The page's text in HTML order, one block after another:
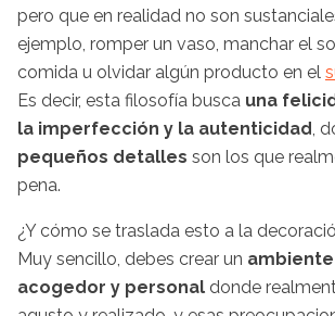
pero que en realidad no son
ejemplo, romper un vaso, manchar el
comida u olvidar algún producto en el
Es decir, esta filosofía busca una
la imperfección y la autenticidad,
pequeños detalles son los que
pena.
¿Y cómo se traslada esto a la
Muy sencillo, debes crear un
acogedor y personal donde